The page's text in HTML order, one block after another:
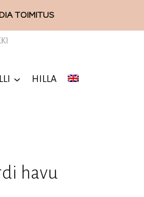
TOIMITUS
HILLA
havu